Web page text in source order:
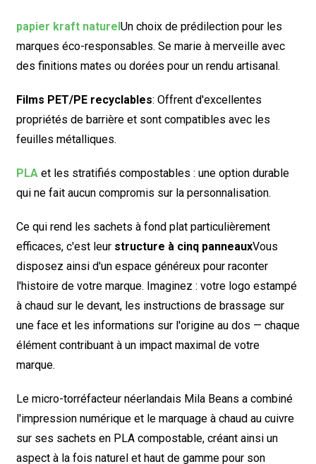
papier kraft naturelUn choix de prédilection pour les
marques éco-responsables. Se marie à merveille avec
des finitions mates ou dorées pour un rendu artisanal.
Films PET/PE recyclables: Offrent d'excellentes
propriétés de barrière et sont compatibles avec les
feuilles métalliques.
PLA et les stratifiés compostables : une option durable
qui ne fait aucun compromis sur la personnalisation.
Ce qui rend les sachets à fond plat particulièrement
efficaces, c'est leur structure à cinq panneauxVous
disposez ainsi d'un espace généreux pour raconter
l'histoire de votre marque. Imaginez : votre logo estampé
à chaud sur le devant, les instructions de brassage sur
une face et les informations sur l'origine au dos — chaque
élément contribuant à un impact maximal de votre
marque.
Le micro-torréfacteur néerlandais Mila Beans a combiné
l'impression numérique et le marquage à chaud au cuivre
sur ses sachets en PLA compostable, créant ainsi un
aspect à la fois naturel et haut de gamme pour son